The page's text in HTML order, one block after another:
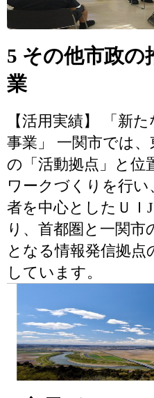
5 その他市政の
業
【活用実績】 「新
事業」 一関市では
の「活動拠点」と位
ワークづくりを行
者を中心としたＵＩ
り、首都圏と一関
となる情報発信拠点
しています。